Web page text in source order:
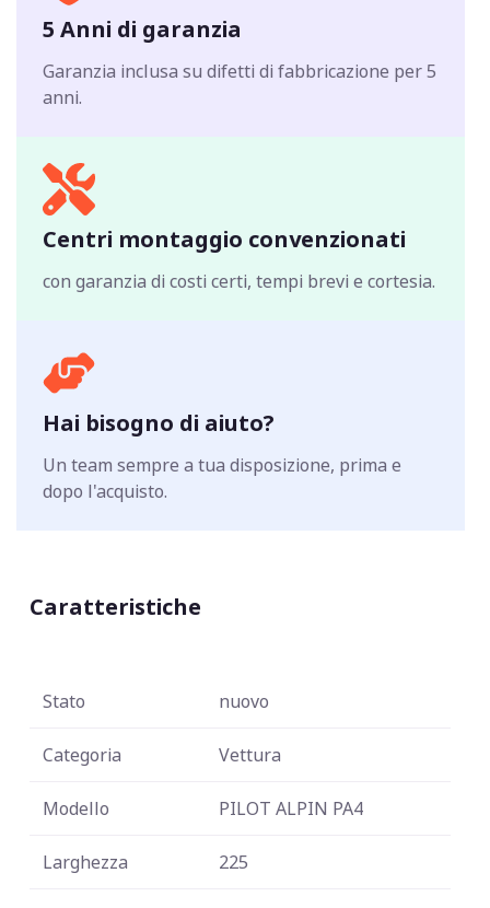
5 Anni di garanzia
Garanzia inclusa su difetti di fabbricazione per 5
anni.
Centri montaggio convenzionati
con garanzia di costi certi, tempi brevi e cortesia.
Hai bisogno di aiuto?
Un team sempre a tua disposizione, prima e
dopo l'acquisto.
Caratteristiche
Stato nuovo
Categoria Vettura
Modello PILOT ALPIN PA4
Larghezza 225